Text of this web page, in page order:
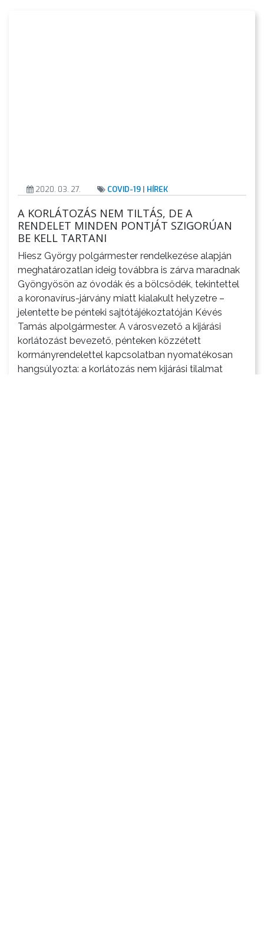
2020. 03. 27. COVID-19 | HÍREK
A KORLÁTOZÁS NEM TILTÁS, DE A
RENDELET MINDEN PONTJÁT SZIGORÚAN
BE KELL TARTANI
Hiesz György polgármester rendelkezése alapján
meghatározatlan ideig továbbra is zárva maradnak
Gyöngyösön az óvodák és a bölcsődék, tekintettel
a koronavírus-járvány miatt kialakult helyzetre –
jelentette be pénteki sajtótájékoztatóján Kévés
Tamás alpolgármester. A városvezető a kijárási
korlátozást bevezető, pénteken közzétett
kormányrendelettel kapcsolatban nyomatékosan
hangsúlyozta: a korlátozás nem kijárási tilalmat